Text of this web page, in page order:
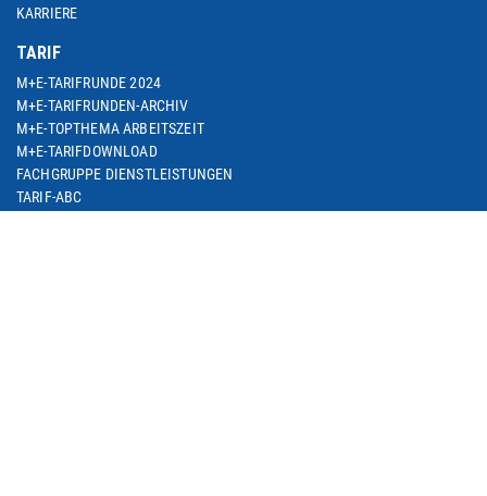
KARRIERE
TARIF
M+E-TARIFRUNDE 2024
M+E-TARIFRUNDEN-ARCHIV
M+E-TOPTHEMA ARBEITSZEIT
M+E-TARIFDOWNLOAD
FACHGRUPPE DIENSTLEISTUNGEN
TARIF-ABC